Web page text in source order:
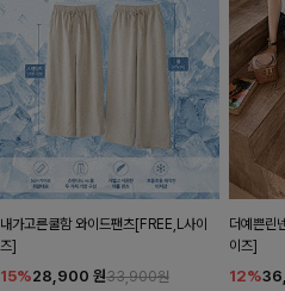
내가고른쿨함 와이드팬츠[FREE,L사이
즈]
15%28,900 원33,900원
더예쁜린
이즈]
12%